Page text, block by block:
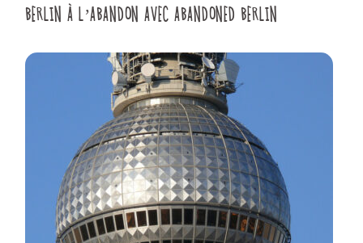
BERLIN À L’ABANDON AVEC ABANDONED BERLIN